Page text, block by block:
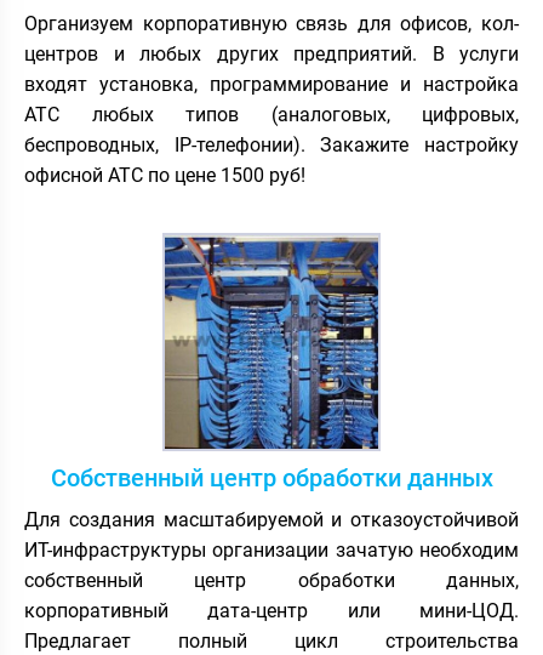
Организуем корпоративную связь для офисов, кол-
центров и любых других предприятий. В услуги
входят установка, программирование и настройка
АТС любых типов (аналоговых, цифровых,
беспроводных, IP-телефонии). Закажите настройку
офисной АТС по цене 1500 руб!
Собственный центр обработки данных
Для создания масштабируемой и отказоустойчивой
ИТ-инфраструктуры организации зачатую необходим
собственный центр обработки данных,
корпоративный дата-центр или мини-ЦОД.
Предлагает полный цикл строительства